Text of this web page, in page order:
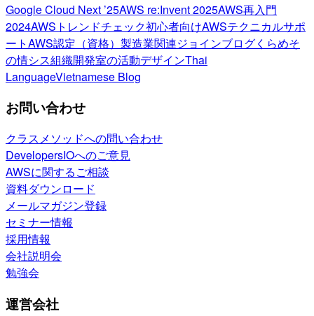
Google Cloud Next ’25AWS re:Invent 2025AWS再入門
2024AWSトレンドチェック初心者向けAWSテクニカルサポ
ートAWS認定（資格） 製造業関連ジョインブログくらめそ
の情シス組織開発室の活動デザインThai
LanguageVietnamese Blog
お問い合わせ
クラスメソッドへの問い合わせ
DevelopersIOへのご意見
AWSに関するご相談
資料ダウンロード
メールマガジン登録
セミナー情報
採用情報
会社説明会
勉強会
運営会社